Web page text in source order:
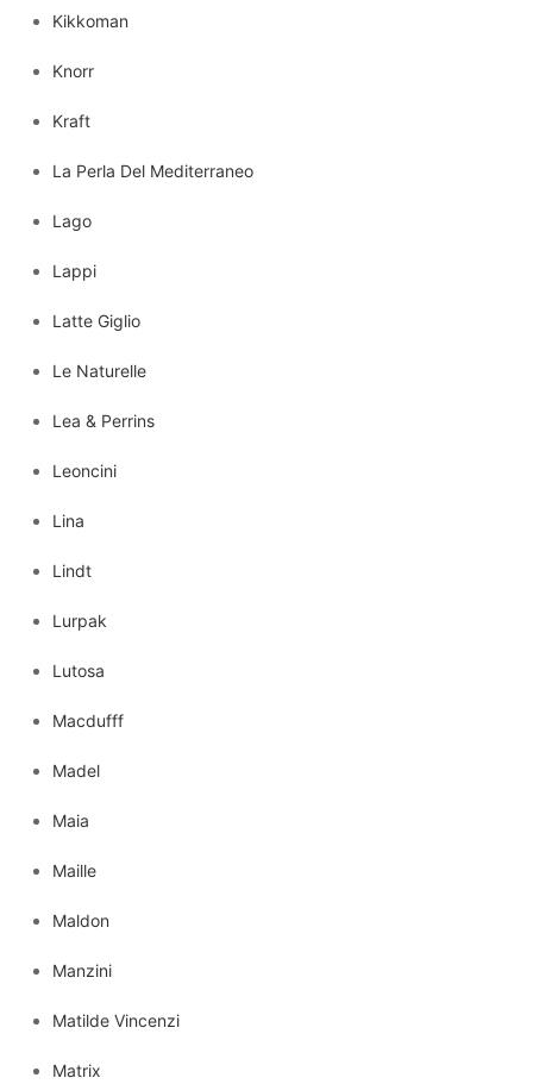
Kikkoman
Knorr
Kraft
La Perla Del Mediterraneo
Lago
Lappi
Latte Giglio
Le Naturelle
Lea & Perrins
Leoncini
Lina
Lindt
Lurpak
Lutosa
Macdufff
Madel
Maia
Maille
Maldon
Manzini
Matilde Vincenzi
Matrix